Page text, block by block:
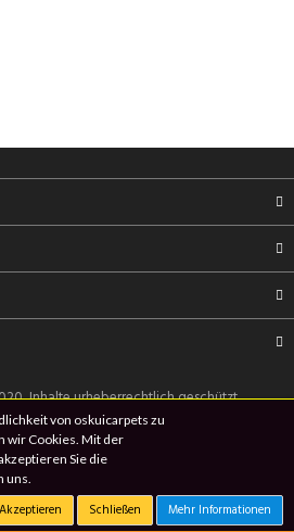
Inhalte urheberrechtlich geschützt.
von oskuicarpets zu
wir Cookies. Mit der
Sie die
uns.
Akzeptieren Schließen Mehr Informationen